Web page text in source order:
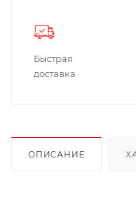
Быстрая
доставка
ОПИСАНИЕ